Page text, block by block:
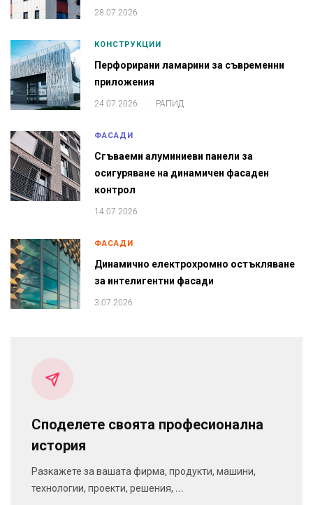
28.07.2026
КОНСТРУКЦИИ
Перфорирани ламарини за съвременни
приложения
24.07.2026 . РАПИД
ФАСАДИ
Сгъваеми алуминиеви панели за
осигуряване на динамичен фасаден
контрол
14.07.2026
ФАСАДИ
Динамично електрохромно остъкляване
за интелигентни фасади
3.07.2026
Споделете своята професионална
история
Разкажете за вашата фирма, продукти, машини,
технологии, проекти, решения, ...